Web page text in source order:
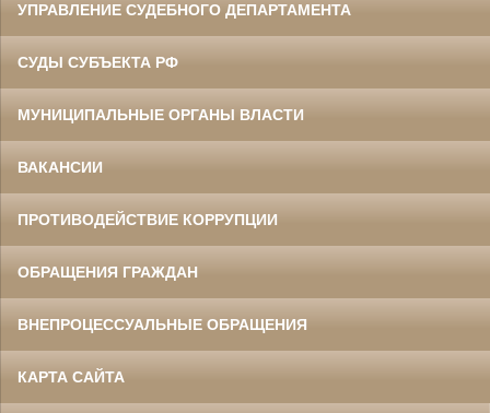
УПРАВЛЕНИЕ СУДЕБНОГО ДЕПАРТАМЕНТА
СУДЫ СУБЪЕКТА РФ
МУНИЦИПАЛЬНЫЕ ОРГАНЫ ВЛАСТИ
ВАКАНСИИ
ПРОТИВОДЕЙСТВИЕ КОРРУПЦИИ
ОБРАЩЕНИЯ ГРАЖДАН
ВНЕПРОЦЕССУАЛЬНЫЕ ОБРАЩЕНИЯ
КАРТА САЙТА